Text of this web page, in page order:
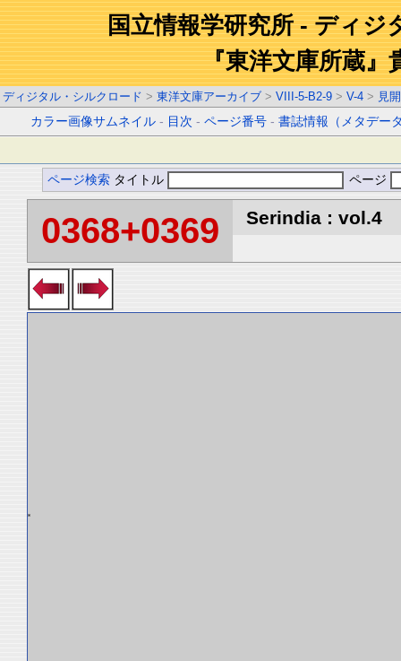
国立情報学研究所 - ディジ
『東洋文庫所蔵』
ディジタル・シルクロード > 東洋文庫アーカイブ > VIII-5-B2-9 > V-4 > 見
カラー画像サムネイル - 目次 -ページ番号 -書誌情報（メタデー
ページ検索 タイトル ページ
0368+0369 Serindia : vol.4